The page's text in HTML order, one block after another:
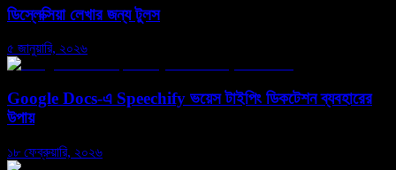
ডিস্লেক্সিয়া লেখার জন্য টুলস
৫ জানুয়ারি, ২০২৬
Google Docs-এ Speechify ভয়েস টাইপিং ডিকটেশন ব্যবহারের
উপায়
১৮ ফেব্রুয়ারি, ২০২৬